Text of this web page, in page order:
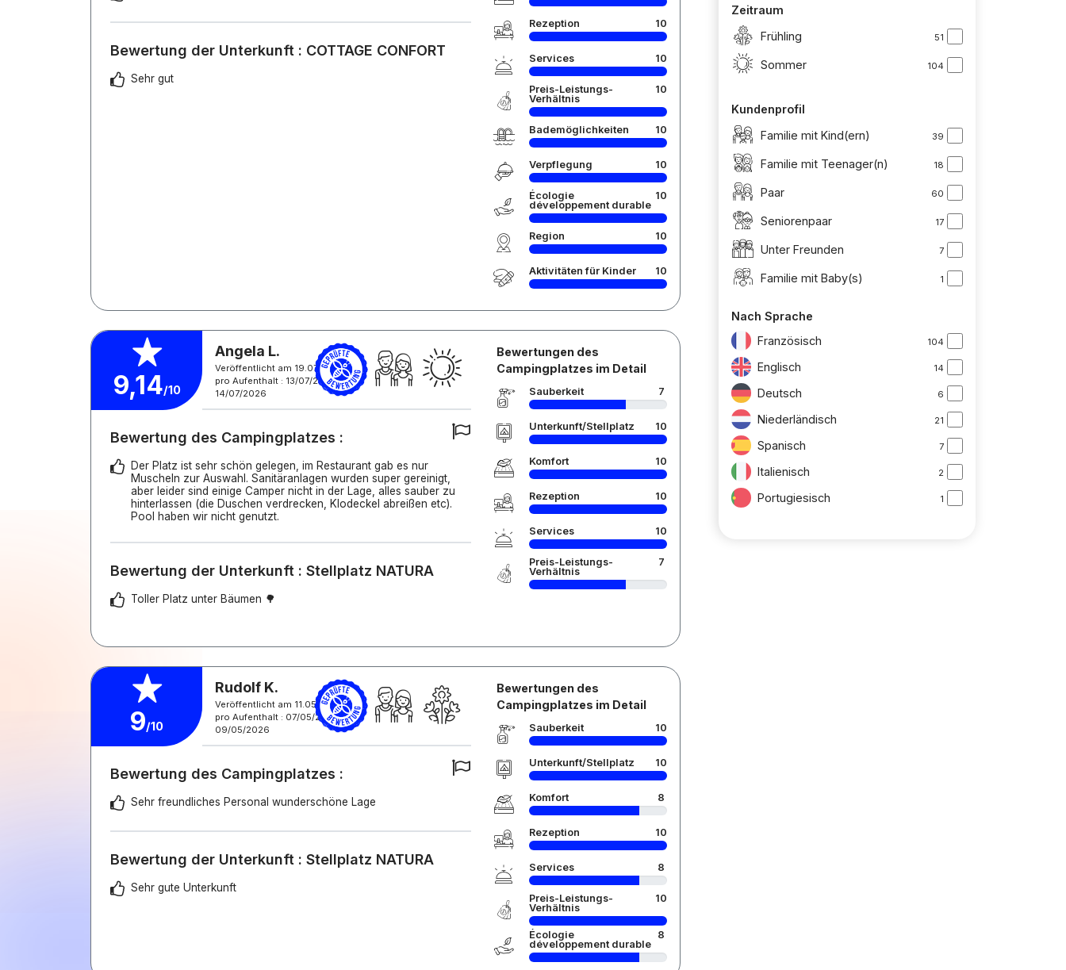
Bewertung der Unterkunft : COTTAGE CONFORT
Sehr gut
Rezeption 10
Services 10
Preis-Leistungs-
Verhältnis
10
Bademöglichkeiten 10
Verpflegung 10
Écologie
développement durable
10
Region 10
Aktivitäten für Kinder 10
9,14/10
Angela L.
Veröffentlicht am 19.07.2026
pro Aufenthalt : 13/07/2026 -
14/07/2026
Bewertung des Campingplatzes :
Der Platz ist sehr schön gelegen, im Restaurant gab es nur
Muscheln zur Auswahl. Sanitäranlagen wurden super gereinigt,
aber leider sind einige Camper nicht in der Lage, alles sauber zu
hinterlassen (die Duschen verdrecken, Klodeckel abreißen etc).
Pool haben wir nicht genutzt.
Bewertung der Unterkunft : Stellplatz NATURA
Toller Platz unter Bäumen 🌳
Bewertungen des
Campingplatzes im Detail
Sauberkeit 7
Unterkunft/Stellplatz 10
Komfort 10
Rezeption 10
Services 10
Preis-Leistungs-
Verhältnis
7
9/10
Rudolf K.
Veröffentlicht am 11.05.2026
pro Aufenthalt : 07/05/2026 -
09/05/2026
Bewertung des Campingplatzes :
Sehr freundliches Personal wunderschöne Lage
Bewertung der Unterkunft : Stellplatz NATURA
Sehr gute Unterkunft
Bewertungen des
Campingplatzes im Detail
Sauberkeit 10
Unterkunft/Stellplatz 10
Komfort 8
Rezeption 10
Services 8
Preis-Leistungs-
Verhältnis
10
Écologie
développement durable
8
Zeitraum
Frühling
51
Sommer 104
Kundenprofil
Familie mit Kind(ern)
39
Familie mit Teenager(n) 18
Paar 60
Seniorenpaar 17
Unter Freunden 7
Familie mit Baby(s) 1
Nach Sprache
Französisch
104
Englisch 14
Deutsch 6
Niederländisch 21
Spanisch 7
Italienisch 2
Portugiesisch 1